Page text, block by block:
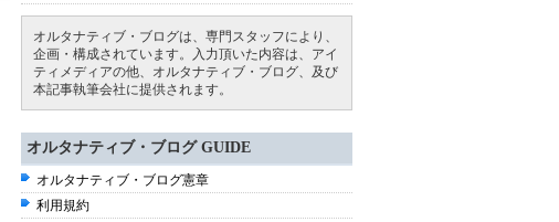
オルタナティブ・ブログは、専門スタッフにより、
企画・構成されています。入力頂いた内容は、アイ
ティメディアの他、オルタナティブ・ブログ、及び
本記事執筆会社に提供されます。
オルタナティブ・ブログ GUIDE
オルタナティブ・ブログ憲章
利用規約